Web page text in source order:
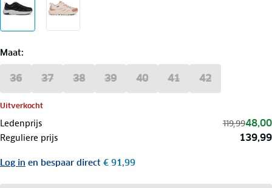
Maat:
36 37 38 39 40 41 42
Uitverkocht
Ledenprijs 119,9948,00
Reguliere prijs 139,99
Log in en bespaar direct € 91,99